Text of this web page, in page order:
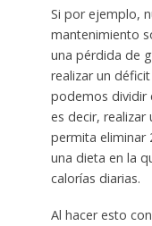
Si por ejemplo,
mantenimiento
una pérdida de
realizar un
podemos dividir
es decir, realizar
permita eliminar
una dieta en la
calorías diarias.
Al hacer esto